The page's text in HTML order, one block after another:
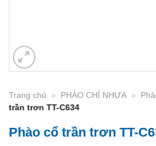
Trang chủ » PHÀO CHỈ NHỰA »
trần trơn TT-C634
Phào cổ trần trơn TT-